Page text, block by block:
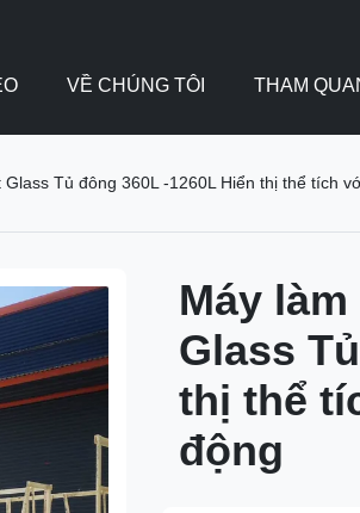
VỀ CHÚNG TÔI THAM
Tủ đông 360L -1260L Hiển thị thể tích
Máy
Glass
thị thể
động